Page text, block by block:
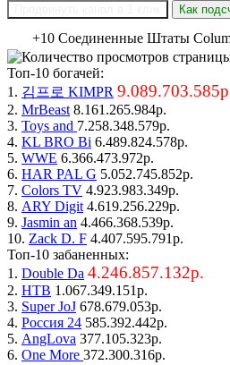
Как
+10 Соединенные Штаты
Топ-10 богачей:
1. 김프로 KIMPR
2. MrBeast 8.161.265.984р.
3. Toys and 7.258.348.579р.
4. KL BRO Bi 6.489.824.578р.
5. WWE 6.366.473.972р.
6. HAR PAL G 5.052.745.852р.
7. Colors TV 4.923.983.349р.
8. ARY Digit 4.619.256.229р.
9. Jasmin an 4.466.368.539р.
10. Zack D. F 4.407.595.791р.
Топ-10 забаненных:
1. Double Da 4.246.857.132р.
2. НТВ 1.067.349.151р.
3. Super JoJ 678.679.053р.
4. Россия 24 585.392.442р.
5. AngLova 377.105.323р.
6. One More 372.300.316р.